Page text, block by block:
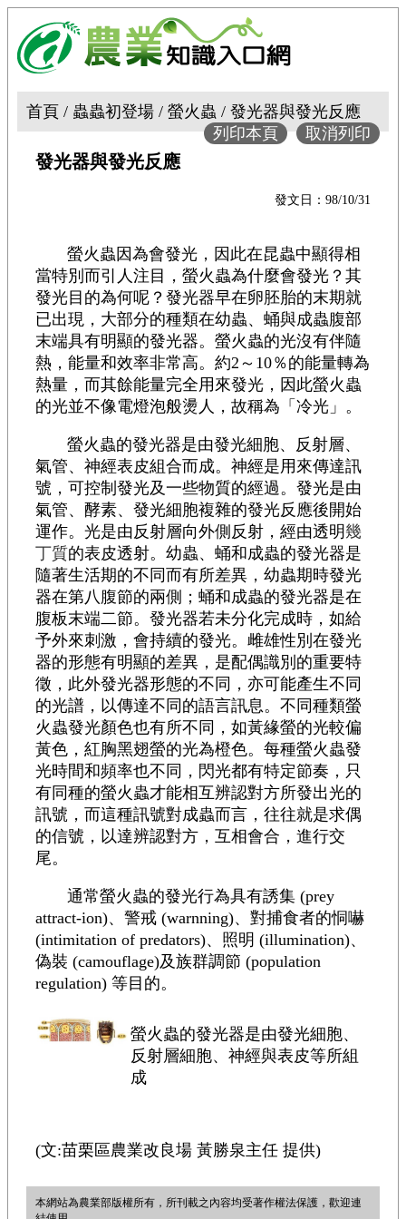
首頁 / 蟲蟲初登場 / 螢火蟲 / 發光器與發光反應
取消列印
列印本頁
發光器與發光反應
發文日：98/10/31
螢火蟲因為會發光，因此在昆蟲中顯得相
當特別而引人注目，螢火蟲為什麼會發光？其
發光目的為何呢？發光器早在卵胚胎的末期就
已出現，大部分的種類在幼蟲、蛹與成蟲腹部
末端具有明顯的發光器。螢火蟲的光沒有伴隨
熱，能量和效率非常高。約2～10％的能量轉為
熱量，而其餘能量完全用來發光，因此螢火蟲
的光並不像電燈泡般燙人，故稱為「冷光」。
螢火蟲的發光器是由發光細胞、反射層、
氣管、神經表皮組合而成。神經是用來傳達訊
號，可控制發光及一些物質的經過。發光是由
氣管、酵素、發光細胞複雜的發光反應後開始
運作。光是由反射層向外側反射，經由透明幾
丁質的表皮透射。幼蟲、蛹和成蟲的發光器是
隨著生活期的不同而有所差異，幼蟲期時發光
器在第八腹節的兩側；蛹和成蟲的發光器是在
腹板末端二節。發光器若未分化完成時，如給
予外來刺激，會持續的發光。雌雄性別在發光
器的形態有明顯的差異，是配偶識別的重要特
徵，此外發光器形態的不同，亦可能產生不同
的光譜，以傳達不同的語言訊息。不同種類螢
火蟲發光顏色也有所不同，如黃緣螢的光較偏
黃色，紅胸黑翅螢的光為橙色。每種螢火蟲發
光時間和頻率也不同，閃光都有特定節奏，只
有同種的螢火蟲才能相互辨認對方所發出光的
訊號，而這種訊號對成蟲而言，往往就是求偶
的信號，以達辨認對方，互相會合，進行交
尾。
通常螢火蟲的發光行為具有誘集 (prey
attract-ion)、警戒 (warnning)、對捕食者的恫嚇
(intimitation of predators)、照明 (illumination)、
偽裝 (camouflage)及族群調節 (population
regulation) 等目的。
螢火蟲的發光器是由發光細胞、
反射層細胞、神經與表皮等所組
成
(文:苗栗區農業改良場 黃勝泉主任 提供)
本網站為農業部版權所有，所刊載之內容均受著作權法保護，歡迎連